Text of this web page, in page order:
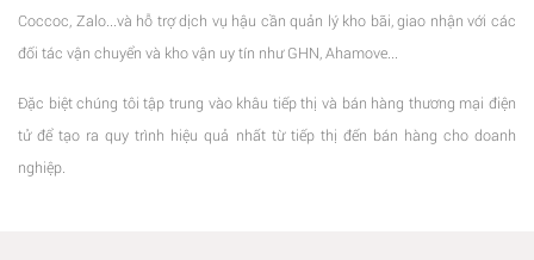
Coccoc, Zalo...và hỗ trợ dịch vụ hậu cần quản lý kho bãi, giao nhận với các
đối tác vận chuyển và kho vận uy tín như GHN, Ahamove...
Đặc biệt chúng tôi tập trung vào khâu tiếp thị và bán hàng thương mại điện
tử để tạo ra quy trình hiệu quả nhất từ tiếp thị đến bán hàng cho doanh
nghiệp.